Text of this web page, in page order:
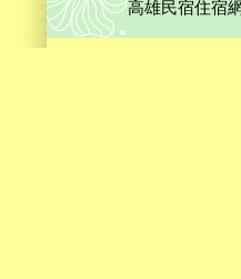
高雄民宿住宿網